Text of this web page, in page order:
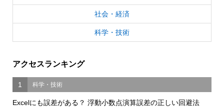
社会・経済
科学・技術
アクセスランキング
1 科学・技術
Excelにも誤差がある？ 浮動小数点演算誤差の正しい回避法